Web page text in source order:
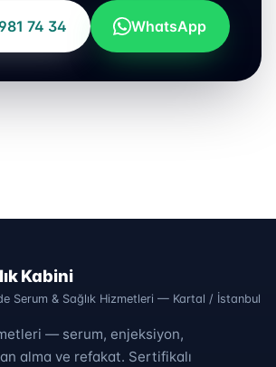
74 34 WhatsApp
Kabini
Serum & Sağlık Hizmetleri — Kartal / İstanbul
— serum, enjeksiyon,
alma ve refakat. Sertifikalı